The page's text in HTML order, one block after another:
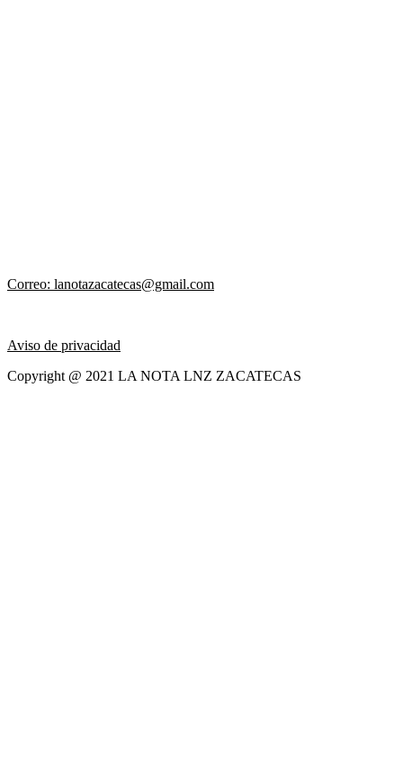
Correo: lanotazacatecas@gmail.com
Aviso de privacidad
Copyright @ 2021 LA NOTA LNZ ZACATECAS